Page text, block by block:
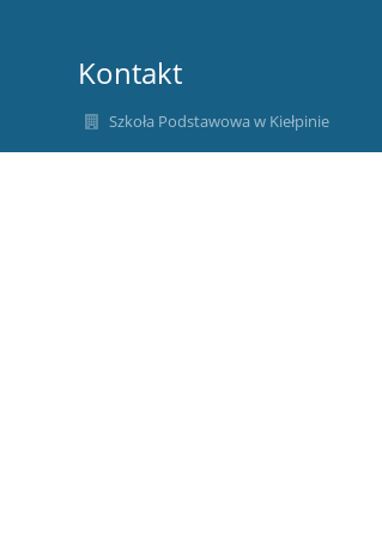
Kontakt
Szkoła Podstawowa w Kiełpinie
sekretariat@zskielpino.pl